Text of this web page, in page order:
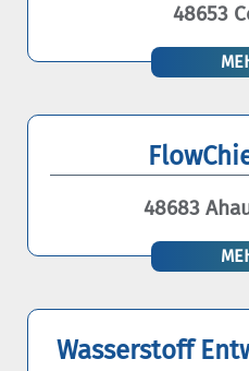
48653
48683
Wasserstoff